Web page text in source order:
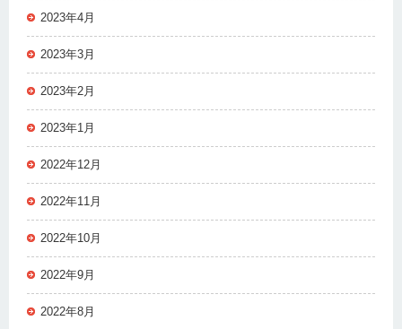
2023年4月
2023年3月
2023年2月
2023年1月
2022年12月
2022年11月
2022年10月
2022年9月
2022年8月